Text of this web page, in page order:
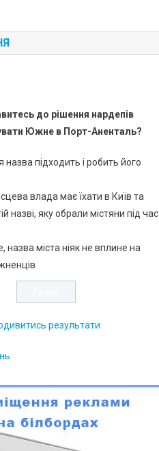
до рішення нардепів
Южне в Порт-Аненталь?
назва підходить і робить його
влада має їхати в Київ та
назві, яку обрали містяни під час
назва міста ніяк не вплине на
результати